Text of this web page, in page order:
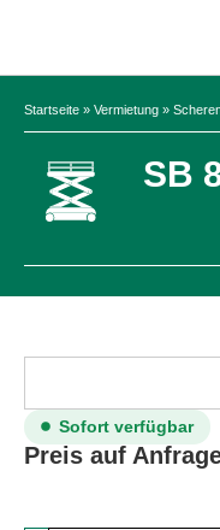
Startseite » Vermietung »
SB
Sofort verfügbar
Preis auf